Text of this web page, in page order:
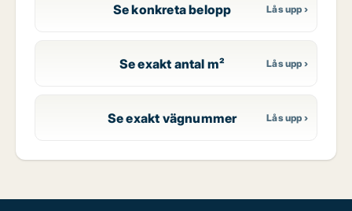
Se konkreta belopp
Se exakt antal m²
Se exakt vägnummer